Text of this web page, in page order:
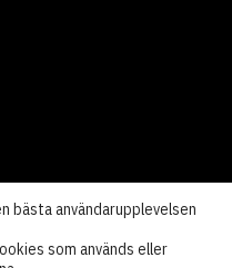
bästa användarupplevelsen
som används eller